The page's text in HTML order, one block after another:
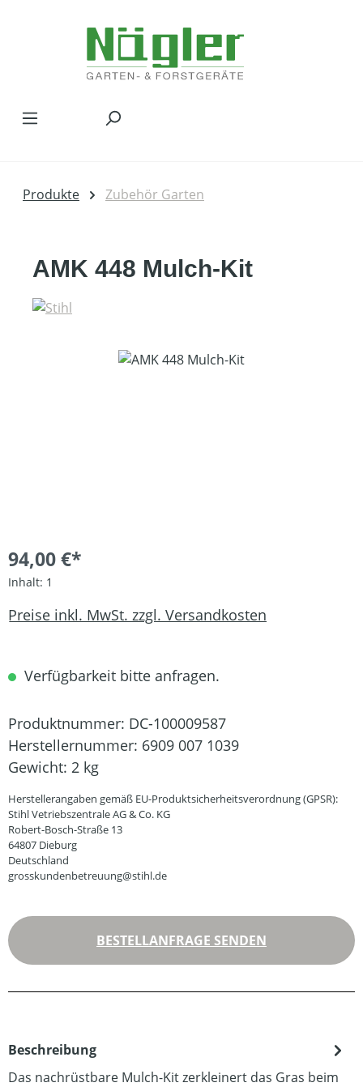
Produkte Zubehör Garten
AMK 448 Mulch-Kit
Bildergalerie überspringen
94,00 €*
Inhalt: 1
Preise inkl. MwSt. zzgl. Versandkosten
Verfügbarkeit bitte anfragen.
Produktnummer: DC-100009587
Herstellernummer: 6909 007 1039
Gewicht: 2 kg
Herstellerangaben gemäß EU-Produktsicherheitsverordnung (GPSR):
Stihl Vetriebszentrale AG & Co. KG
Robert-Bosch-Straße 13
64807 Dieburg
Deutschland
grosskundenbetreuung@stihl.de
BESTELLANFRAGE SENDEN
Beschreibung
Das nachrüstbare Mulch-Kit zerkleinert das Gras beim